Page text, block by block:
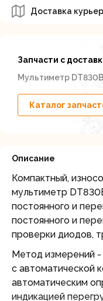
Доставка
Запчасти с
Мультиметр
Каталог
Описание
Компактный,
мультиметр
постоянного и
постоянного и
проверки диодов,
Метод измерений -
с автоматической
автоматическим
индикацией